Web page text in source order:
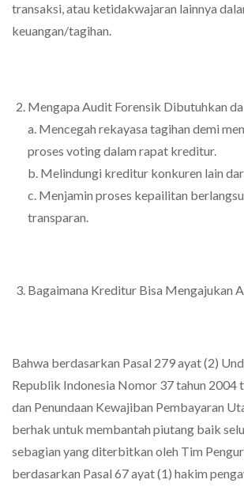
transaksi, atau ketidakwajaran lainnya
keuangan/tagihan.
Mengapa Audit Forensik Dibutuhkan
a. Mencegah rekayasa tagihan demi
proses voting dalam rapat kreditur.
b. Melindungi kreditur konkuren lain
c. Menjamin proses kepailitan
transparan.
Bagaimana Kreditur Bisa Mengajukan
Bahwa berdasarkan Pasal 279 ayat (2)
Republik Indonesia Nomor 37 tahun 2004
dan Penundaan Kewajiban Pembayaran
berhak untuk membantah piutang baik
sebagian yang diterbitkan oleh Tim
berdasarkan Pasal 67 ayat (1) hakim